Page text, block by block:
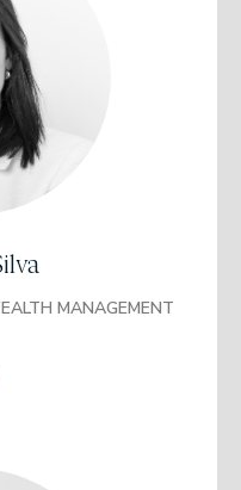
MANAGEMENT
y
de
y Liderazgo
de Santander